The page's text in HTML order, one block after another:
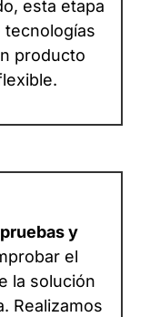
esta etapa
tecnologías
producto
pruebas y
el
la solución
Realizamos